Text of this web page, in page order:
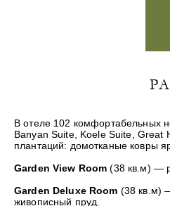
В отеле 102 комфортабельных
Banyan Suite, Koele Suite,
плантаций: домотканые ковры
Garden View Room (38 кв.м) —
Garden Deluxe Room (38 кв.м)
живописный пруд.